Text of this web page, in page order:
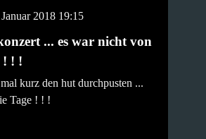
2018 19:15
... es war nicht von
! ! !
kurz den hut durchpusten ...
Tage ! ! !